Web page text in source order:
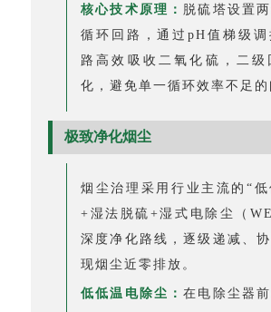
核心技术原理： 脱硫塔设置
循环回路，通过pH值梯级调
路高效吸收二氧化硫，二级
化，避免单一循环效率不足的
极致净化烟尘
烟尘治理采用行业主流的“
+湿法脱硫+湿式电除尘（
深度净化路线，逐级递减、
现烟尘近零排放。
低低温电除尘：在电除尘器